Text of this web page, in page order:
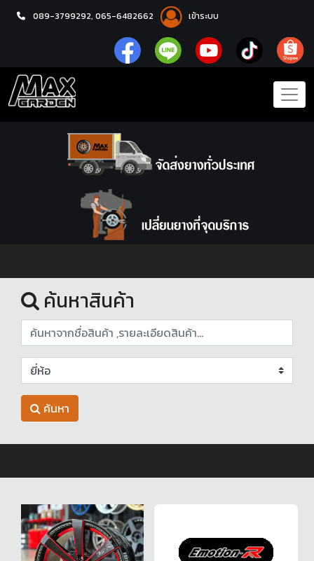
089-3799292, 065-6482662 เข้าระบบ
หน้าแรก
ค้นหาสินค้า
ค้นหา